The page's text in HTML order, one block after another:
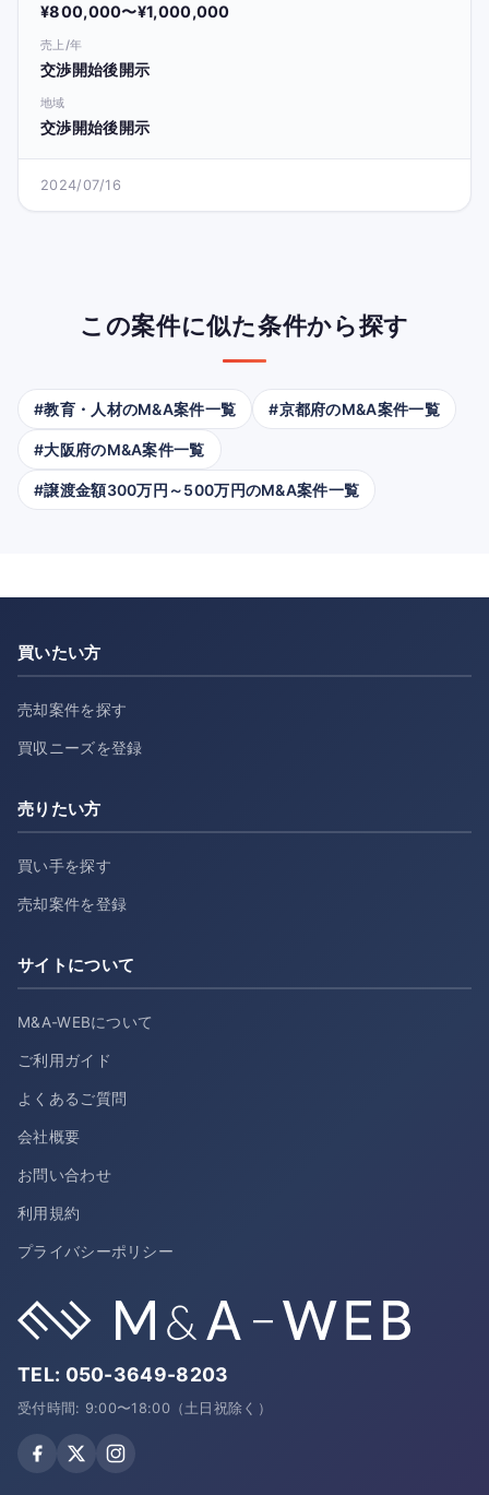
¥800,000〜¥1,000,000
売上/年
交渉開始後開示
地域
交渉開始後開示
2024/07/16
この案件に似た条件から探す
#教育・人材のM&A案件一覧 #京都府のM&A案件一覧
#大阪府のM&A案件一覧
#譲渡金額300万円～500万円のM&A案件一覧
買いたい方
売却案件を探す
買収ニーズを登録
売りたい方
買い手を探す
売却案件を登録
サイトについて
M&A-WEBについて
ご利用ガイド
よくあるご質問
会社概要
お問い合わせ
利用規約
プライバシーポリシー
TEL: 050-3649-8203
受付時間: 9:00〜18:00（土日祝除く）